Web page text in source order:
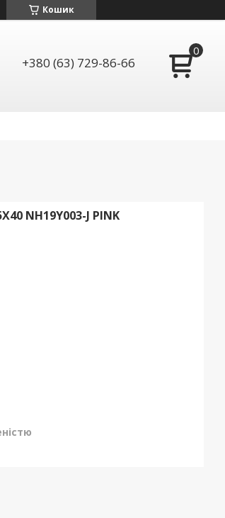
Кошик
+380 (63) 729-86-66
NH19Y003-J PINK